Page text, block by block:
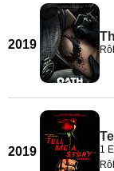
2019
2019 1